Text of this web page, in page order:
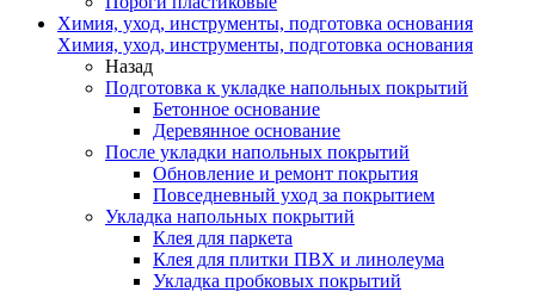
Химия, уход, инструменты, подготовка основания
Химия, уход, инструменты, подготовка основания
Назад
Подготовка к укладке напольных покрытий
Бетонное основание
Деревянное основание
После укладки напольных покрытий
Обновление и ремонт покрытия
Повседневный уход за покрытием
Укладка напольных покрытий
Клея для паркета
Клея для плитки ПВХ и линолеума
Укладка пробковых покрытий